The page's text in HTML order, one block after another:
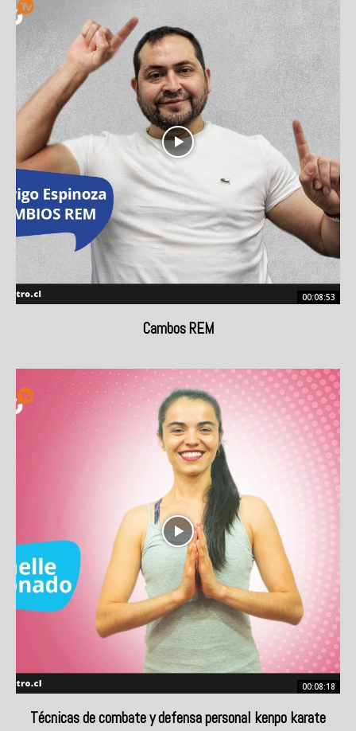
00:08:53
Cambos REM
00:08:18
Técnicas de combate y defensa personal kenpo karate